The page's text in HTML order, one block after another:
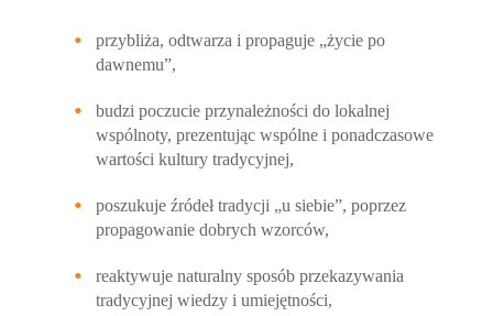
przybliża, odtwarza i propaguje „życie po
dawnemu”,
budzi poczucie przynależności do lokalnej
wspólnoty, prezentując wspólne i ponadczasowe
wartości kultury tradycyjnej,
poszukuje źródeł tradycji „u siebie”, poprzez
propagowanie dobrych wzorców,
reaktywuje naturalny sposób przekazywania
tradycyjnej wiedzy i umiejętności,